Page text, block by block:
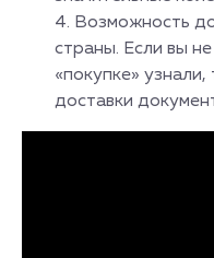
Возможность
страны. Если вы
«покупке» узнали,
доставки